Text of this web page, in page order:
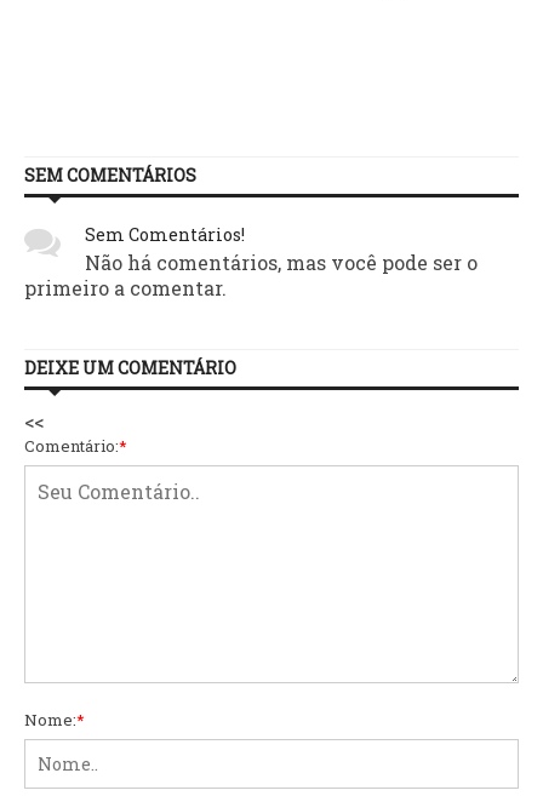
SEM COMENTÁRIOS
Sem Comentários!
Não há comentários, mas você pode ser o
primeiro a comentar.
DEIXE UM COMENTÁRIO
<<
Comentário:*
Nome:*